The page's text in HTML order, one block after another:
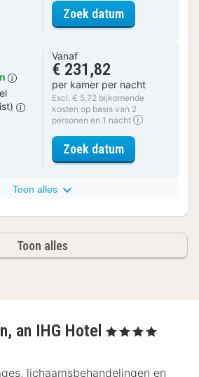
Zoek datumvoor Suite, 1
Vanaf
€ 231,82
per kamer per nacht
Excl. € 5,72 bijkomende
kosten op basis van 2
personen en 1 nacht
Zoek datumvoor Suite, 1
Toon alles
Toon alles
an IHG Hotel , 4 Sterren
lichaamsbehandelingen en